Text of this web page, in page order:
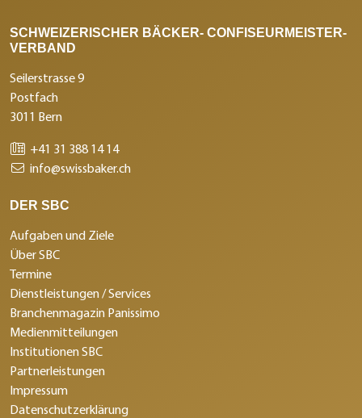
SCHWEIZERISCHER BÄCKER- CONFISEURMEISTER-
VERBAND
Seilerstrasse 9
Postfach
3011 Bern
+41 31 388 14 14
info@swissbaker.ch
DER SBC
Aufgaben und Ziele
Über SBC
Termine
Dienstleistungen / Services
Branchenmagazin Panissimo
Medienmitteilungen
Institutionen SBC
Partnerleistungen
Impressum
Datenschutzerklärung